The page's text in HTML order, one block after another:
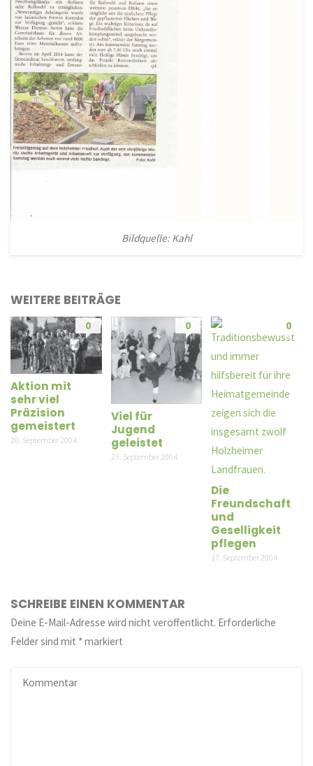
Bildquelle: Kahl
WEITERE BEITRÄGE
0
Aktion mit
sehr viel
Präzision
gemeistert
20. September 2004
0
Viel für
Jugend
geleistet
23. September 2004
0
Die
Freundschaft
und
Geselligkeit
pflegen
17. September 2004
SCHREIBE EINEN KOMMENTAR
Deine E-Mail-Adresse wird nicht veröffentlicht. Erforderliche
Felder sind mit *markiert